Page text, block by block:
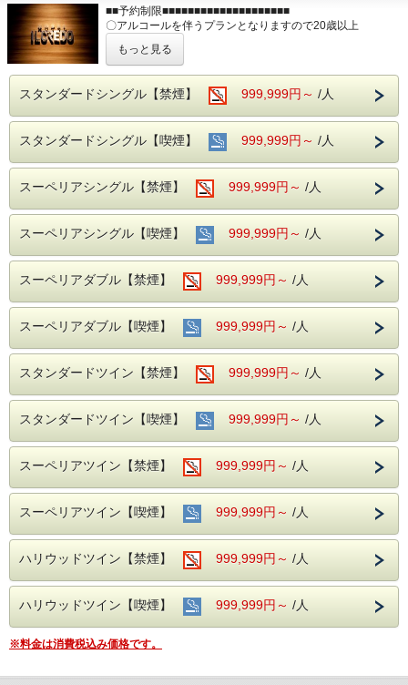
■■予約制限■■■■■■■■■■■■■■■■■■■■
〇アルコールを伴うプランとなりますので20歳以上
岐阜駅北地域には400店舗以上の居酒屋がある岐阜の繁華街
【タマミヤ】として観光地にもなっています
〇計18店舗の中から飲み放題60分（LO40分）＋お任せ料理
3～4品付き
《利用可能店舗》
１．大衆アメリカン肉酒場 サニーデイズ ２．和食バル ふわ
り ３．まぐろう ４．玉宮大飯店 ５．藤澤肉店 ６．穴ＧＵＲ
Ａ ７．海鮮ビストロ酒場 とんぼ ８．箱屋 岐阜
９．ＲＵＢＥＴＴＡ １０．雅じゃぽ １１．さんぞう １２．
備長吉兆や １３．焼肉エース
１４．炙り牛兵衛 １５．ぶらっ菜 本店 １６．キッチン喰な
べ １７．堀蔵 岐阜
１８．ござるさ
《利用有効期限》
《チケットご利用につきまして》
〇アルコールを伴うプランとなりますので20歳以上
・店舗へご入店の際にチケットをスタッフにお渡しください
・大変混み合う事もございますので、事前に飲食店のご予約
をして頂くことをお勧めします
・ご希望の店舗が満席等の理由により、ご利用頂けなかった
場合は返金致しかねます
・チケットの盗難・紛失に対しては責任を負いません
・現金との引換、払い戻しは致しません。又、釣銭はでませ
ん
・営業時間、定休日などが変更する場合もございますので各
◆インターネット接続◆
*有線接続はできません。
もっと見る
スタンダードシングル【禁煙】 999,999円～ /人
スタンダードシングル【喫煙】 999,999円～ /人
スーペリアシングル【禁煙】 999,999円～ /人
スーペリアシングル【喫煙】 999,999円～ /人
スーペリアダブル【禁煙】 999,999円～ /人
スーペリアダブル【喫煙】 999,999円～ /人
スタンダードツイン【禁煙】 999,999円～ /人
スタンダードツイン【喫煙】 999,999円～ /人
スーペリアツイン【禁煙】 999,999円～ /人
スーペリアツイン【喫煙】 999,999円～ /人
ハリウッドツイン【禁煙】 999,999円～ /人
ハリウッドツイン【喫煙】 999,999円～ /人
※料金は消費税込み価格です。